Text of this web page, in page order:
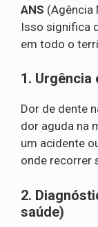
ANS (Agência
Isso significa
em todo o
1. Urgência
Dor de dente
dor aguda na
um acidente
onde recorrer
2.
saúde)